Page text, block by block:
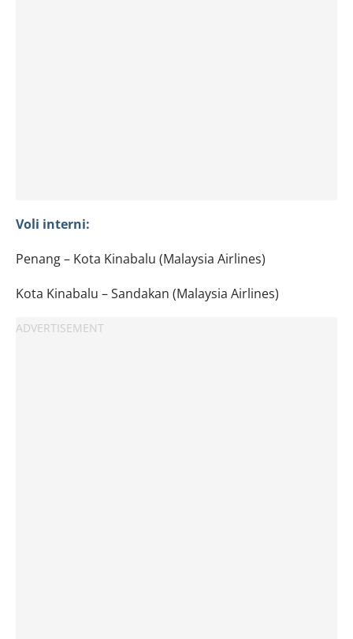
Voli interni:
Penang – Kota Kinabalu (Malaysia Airlines)
Kota Kinabalu – Sandakan (Malaysia Airlines)